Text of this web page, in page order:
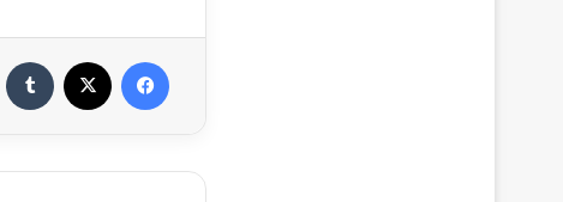
فيسبوك